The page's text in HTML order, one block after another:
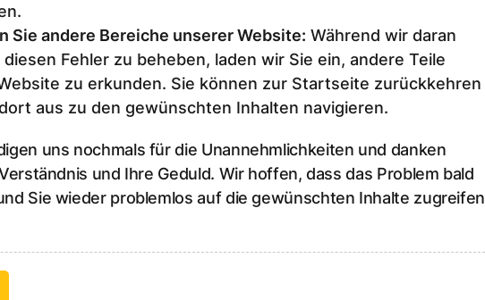
Sie andere Bereiche unserer Website: Während wir daran
Fehler zu beheben, laden wir Sie ein, andere Teile
zu erkunden. Sie können zur Startseite zurückkehren
aus zu den gewünschten Inhalten navigieren.
uns nochmals für die Unannehmlichkeiten und danken
und Ihre Geduld. Wir hoffen, dass das Problem bald
Sie wieder problemlos auf die gewünschten Inhalte zugreifen